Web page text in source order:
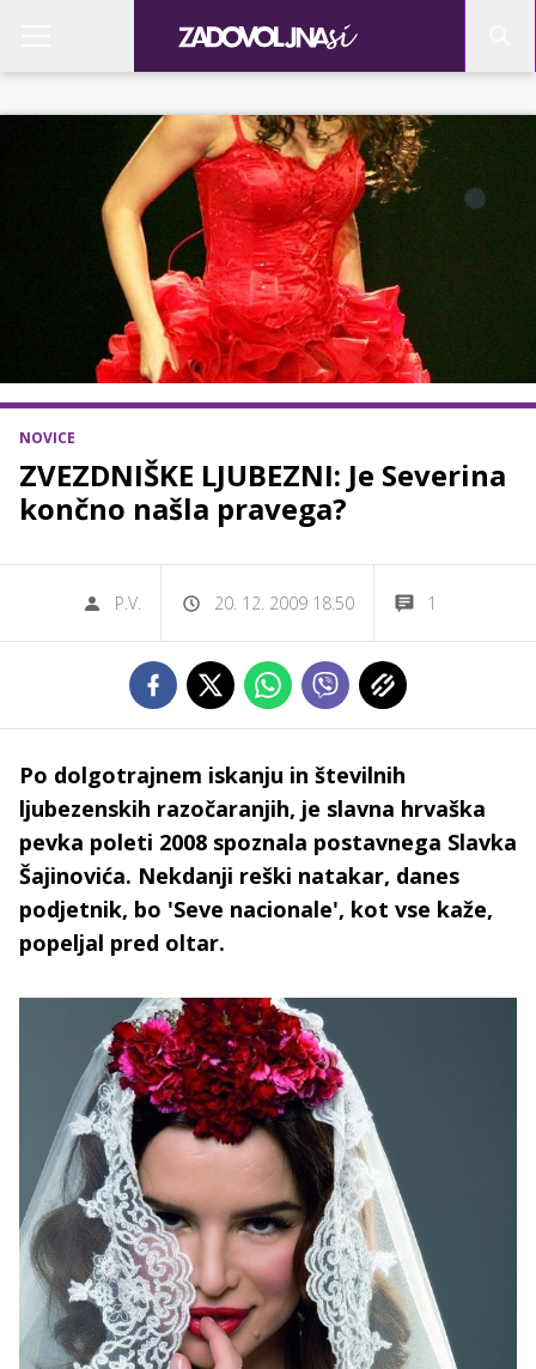
NOVICE
ZVEZDNIŠKE LJUBEZNI: Je Severina
končno našla pravega?
P.V. 20. 12. 2009 18.50 1
Po dolgotrajnem iskanju in številnih
ljubezenskih razočaranjih, je slavna hrvaška
pevka poleti 2008 spoznala postavnega Slavka
Šajinovića. Nekdanji reški natakar, danes
podjetnik, bo 'Seve nacionale', kot vse kaže,
popeljal pred oltar.